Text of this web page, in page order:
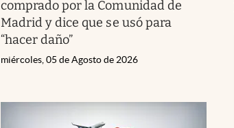
comprado por la Comunidad de
Madrid y dice que se usó para
“hacer daño”
miércoles, 05 de Agosto de 2026